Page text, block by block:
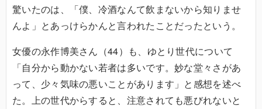
驚いたのは、「僕、冷酒なんて飲まないから知りませ
んよ」とあっけらかんと言われたことだったという。
女優の永作博美さん（44）も、ゆとり世代について
「自分から動かない若者は多いです。妙な堂々さがあ
って、少々気味の悪いことがあります」と感想を述べ
た。上の世代からすると、注意されても悪びれないと